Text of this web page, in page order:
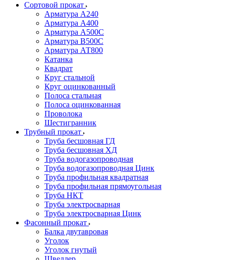
Сортовой прокат
Арматура А240
Арматура А400
Арматура А500C
Арматура В500С
Арматура АТ800
Катанка
Квадрат
Круг стальной
Круг оцинкованный
Полоса стальная
Полоса оцинкованная
Проволока
Шестигранник
Трубный прокат
Труба бесшовная ГД
Труба бесшовная ХД
Труба водогазопроводная
Труба водогазопроводная Цинк
Труба профильная квадратная
Труба профильная прямоугольная
Труба НКТ
Труба электросварная
Труба электросварная Цинк
Фасонный прокат
Балка двутавровая
Уголок
Уголок гнутый